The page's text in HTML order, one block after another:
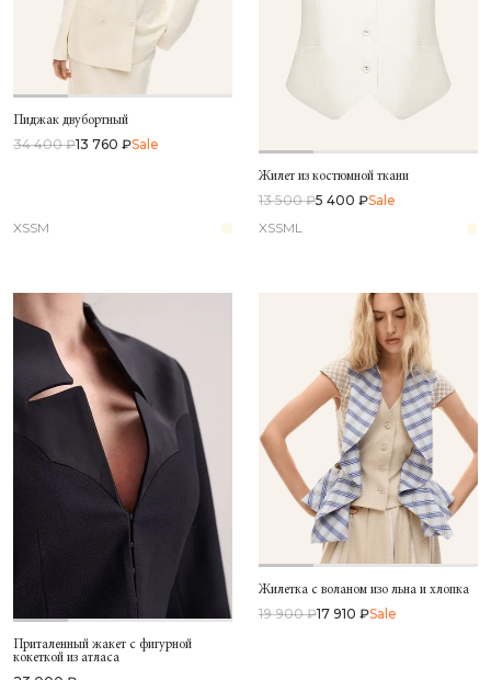
Пиджак двубортный
34 400 ₽13 760 ₽Sale
XSSM
Жилет из костюмной ткани
13 500 ₽5 400 ₽Sale
XSSML
Приталенный жакет с фигурной
кокеткой из атласа
Жилетка с воланом изо льна и хлопка
19 900 ₽17 910 ₽Sale